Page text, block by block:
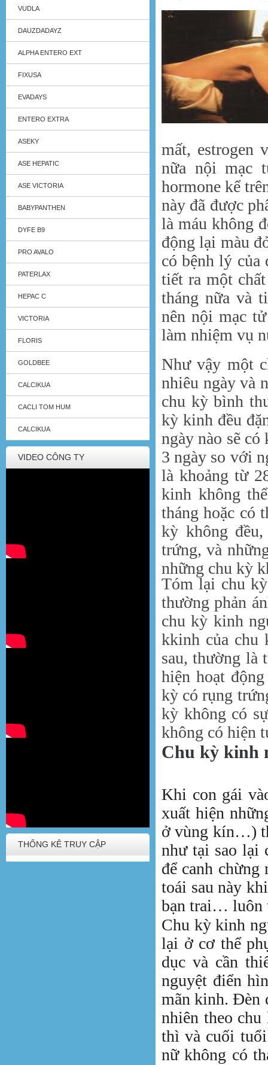
VUDLA
DAUZDADAYZ
ALPHA ENTERO EXT
FIXUSA
EVADAYS
ENTERO EXTRA
ASEKY
ASE HEPATIC
ASE VICTORIA
BABYPANTHEN
DYFE B9
PRO AVALO
PATERLAX
HEPAC C
VICTORIA
FLORIS
GOLDBEE
CALCIKUA
CACLI TOM HUM
CALCIKUA
VIDEO CÔNG TY
THỐNG KÊ TRUY CẬP
mất, estrogen
nữa nội mạc
hormone kể
này đã được
là máu không
động lại màu
có bệnh lý của
tiết ra một
tháng nữa và
nên nội mạc
làm nhiệm vụ
Như vậy một
nhiêu ngày và
chu kỳ bình
kỳ kinh đều
ngày nào sẽ
3 ngày so với
là khoảng từ
kinh không
tháng hoặc có
kỳ không
trứng, và
những chu kỳ
Tóm lại chu
thường phản
chu kỳ kinh
kkinh của chu
sau, thường là
hiện hoạt
kỳ có rụng
kỳ không có
không có hiện
Chu kỳ kinh
Khi con gái
xuất hiện
ở vùng kín…)
như tại sao lại
để canh
toái sau này
bạn trai… luôn
Chu kỳ kinh
lại ở cơ thể
dục và cần
nguyệt điển
mãn kinh. Đèn
nhiên theo
thì và cuối
nữ không có